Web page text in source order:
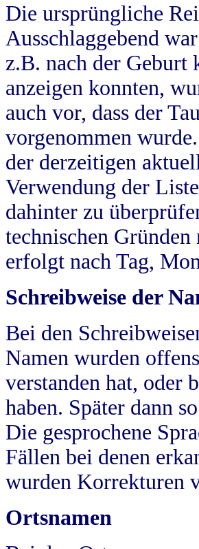
Die ursprüngliche
Ausschlaggebend
z.B. nach der
anzeigen konnten,
auch vor, dass der
vorgenommen
der derzeitigen
Verwendung der
dahinter zu
technischen
erfolgt nach Tag,
Schreibweise der
Bei den
Namen wurden
verstanden hat, oder
haben. Später dann
Die gesprochene
Fällen bei denen
wurden Korrekturen
Ortsnamen